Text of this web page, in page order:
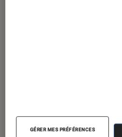
GÉRER MES PRÉFÉRENCES